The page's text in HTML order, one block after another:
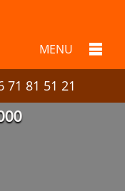
MENU
71 81 51 21